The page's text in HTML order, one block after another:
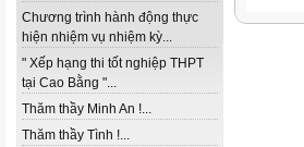
Chương trình hành động thực
hiện nhiệm vụ nhiệm kỳ...
" Xếp hạng thi tốt nghiệp THPT
tại Cao Bằng "...
Thăm thầy Minh An !...
Thăm thầy Tình !...